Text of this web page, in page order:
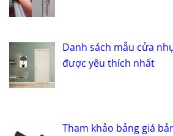
Danh sách mẫu cửa
được yêu thích nhất
Tham khảo bảng giá